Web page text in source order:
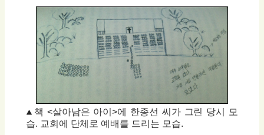
책 <살아남은 아이>에 한종선 씨가 그린 당시 모
습. 교회에 단체로 예배를 드리는 모습.